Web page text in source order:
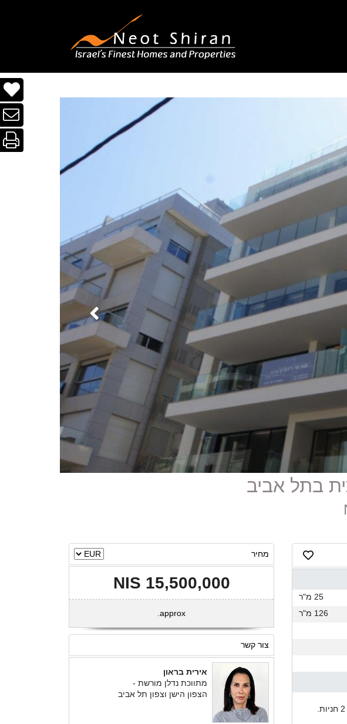
25 מ"ר
126 מ"ר
מחיר
15,500,000 NIS
approx.
צור קשר
אירית בראון
מתווכת נדלן מורשת -
הצפון הישן וצפון תל אביב